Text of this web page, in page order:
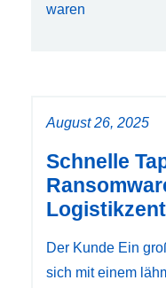
waren
August 26, 2025
Schnelle
Der Kunde Ein
sich mit einem